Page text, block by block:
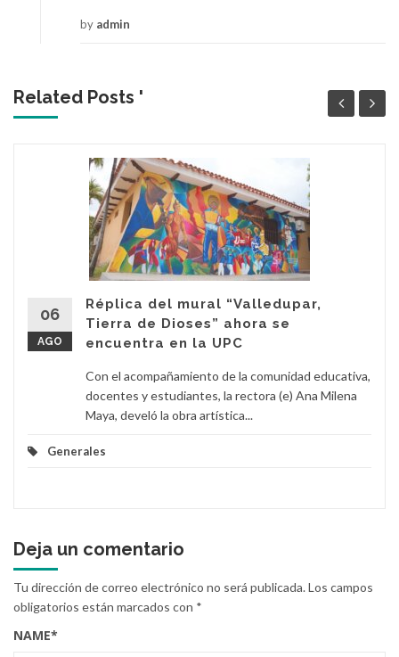
by admin
Related Posts '
06
AGO
Réplica del mural “Valledupar,
Tierra de Dioses” ahora se
encuentra en la UPC
Con el acompañamiento de la comunidad educativa,
docentes y estudiantes, la rectora (e) Ana Milena
Maya, develó la obra artística...
Generales
Deja un comentario
Tu dirección de correo electrónico no será publicada.Los campos
obligatorios están marcados con *
NAME*